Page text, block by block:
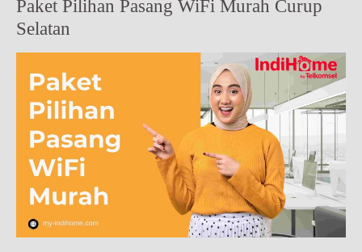
Paket Pilihan Pasang WiFi Murah Curup
Selatan